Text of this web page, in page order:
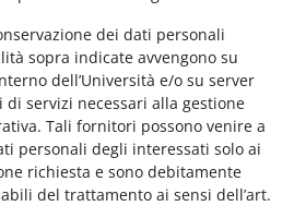
dei dati personali
sopra indicate avvengono su
dell’Università e/o su server
servizi necessari alla gestione
Tali fornitori possono venire a
personali degli interessati solo ai
richiesta e sono debitamente
del trattamento ai sensi dell’art.